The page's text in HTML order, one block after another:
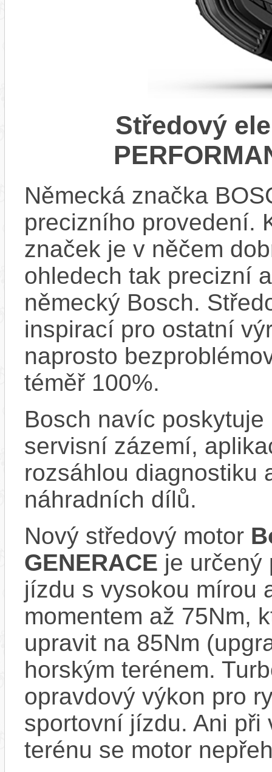
Středový
Německá značka
precizního provedení.
značek je v něčem
ohledech tak precizní
německý Bosch.
inspirací pro ostatní
naprosto
téměř 100%.
Bosch navíc
servisní zázemí,
rozsáhlou diagnostiku
náhradních dílů.
Nový středový motor
GENERACE je určený
jízdu s vysokou mírou
momentem až 75Nm,
upravit na 85Nm
horským terénem.
opravdový výkon pro
sportovní jízdu. Ani
terénu se motor